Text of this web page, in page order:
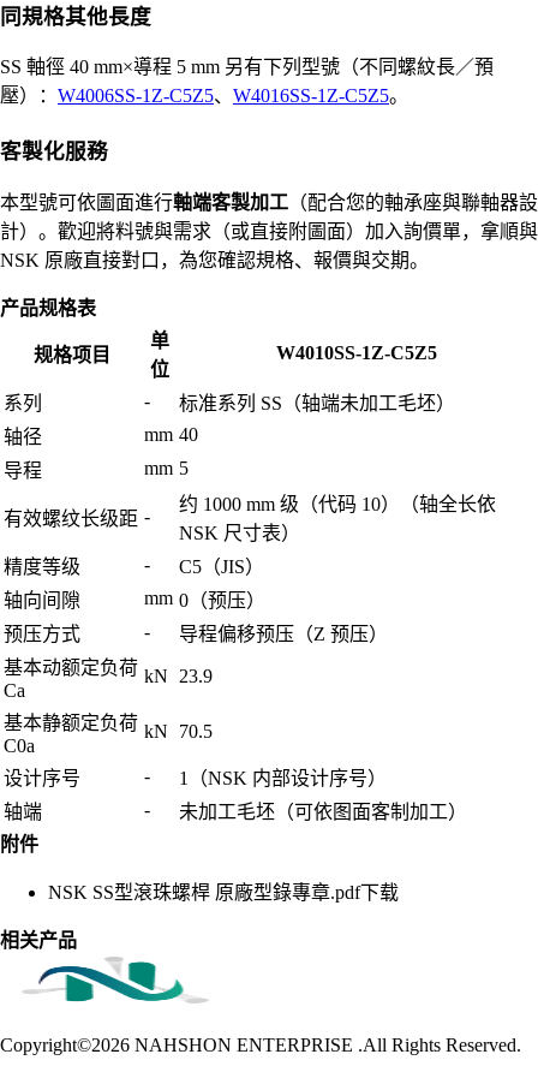
同規格其他長度
SS 軸徑 40 mm×導程 5 mm 另有下列型號（不同螺紋長／預
壓）： W4006SS-1Z-C5Z5、 W4016SS-1Z-C5Z5。
客製化服務
本型號可依圖面進行軸端客製加工 （配合您的軸承座與聯軸器設
計）。歡迎將料號與需求（或直接附圖面）加入詢價單，拿順與
NSK 原廠直接對口，為您確認規格、報價與交期。
产品规格表
规格项目
单
位
W4010SS-1Z-C5Z5
系列 -
标准系列 SS（轴端未加工毛坯）
轴径
mm 40
导程
mm 5
有效螺纹长级距 -
约 1000 mm 级（代码 10）（轴全长依
NSK 尺寸表）
精度等级
-
C5（JIS）
轴向间隙
mm 0（预压）
预压方式
-
导程偏移预压（Z 预压）
基本动额定负荷
Ca
kN 23.9
基本静额定负荷
C0a
kN 70.5
设计序号 -
1（NSK 内部设计序号）
轴端
-
未加工毛坯（可依图面客制加工）
附件
NSK SS型滾珠螺桿 原廠型錄專章.pdf下载
相关产品
Copyright©2026 NAHSHON ENTERPRISE .All Rights Reserved.